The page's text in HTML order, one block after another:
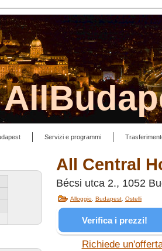
Servizi e programmi
All Central
Bécsi utca 2., 1052
Alloggio Budapest Ostelli
Verifica i prezzi!
Richiede